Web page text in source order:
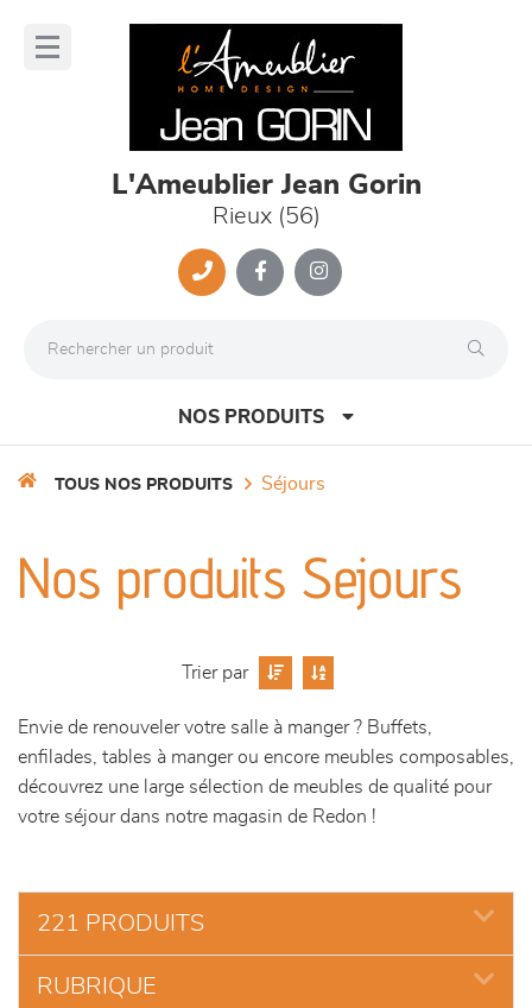
L'Ameublier Jean Gorin
Rieux (56)
NOS PRODUITS
séjours
meubles de complément
chambres et dressing
literie
TOUS NOS PRODUITS séjours
Nos produits Sejours
Trier par
Envie de renouveler votre salle à manger ? Buffets,
enfilades, tables à manger ou encore meubles composables,
découvrez une large sélection de meubles de qualité pour
votre séjour dans notre magasin de Redon !
221 PRODUITS
RUBRIQUE